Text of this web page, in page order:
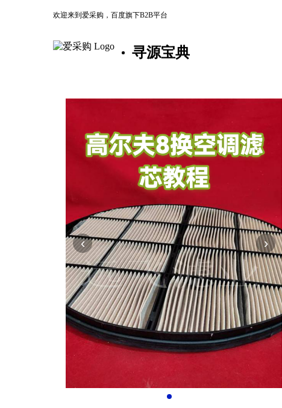
欢迎来到爱采购，百度旗下B2B平台
寻源宝典
‹ ›